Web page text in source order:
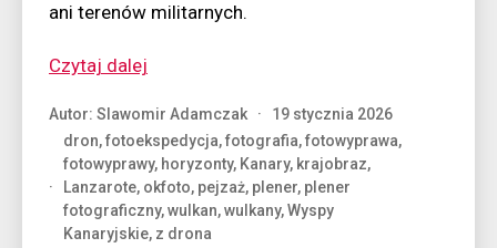
ani terenów militarnych.
Czytaj dalej
lawowym
gniazdem”
Autor: Slawomir Adamczak
19 stycznia 2026
dron,fotoekspedycja,fotografia,fotowyprawa,
fotowyprawy, horyzonty, Kanary, krajobraz,
Lanzarote, okfoto, pejzaż, plener, plener
fotograficzny,wulkan,wulkany,Wyspy
Kanaryjskie, z drona